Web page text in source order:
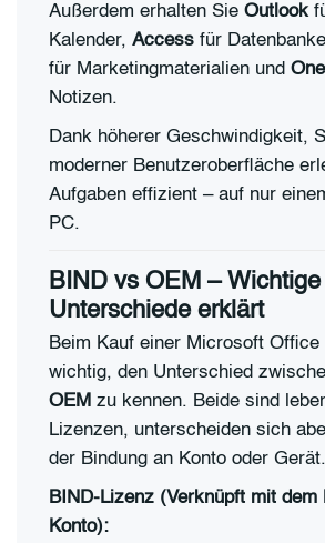
Außerdem erhalten Sie Outlook
Kalender, Access für
für Marketingmaterialien und
Notizen.
Dank höherer Geschwindigkeit,
moderner Benutzeroberfläche
Aufgaben effizient – auf nur
PC.
BIND vs OEM – Wichtige
Unterschiede erklärt
Beim Kauf einer Microsoft
wichtig, den Unterschied
OEM zu kennen. Beide sind
Lizenzen, unterscheiden sich
der Bindung an Konto oder Gerät.
BIND-Lizenz (Verknüpft mit dem
Konto):